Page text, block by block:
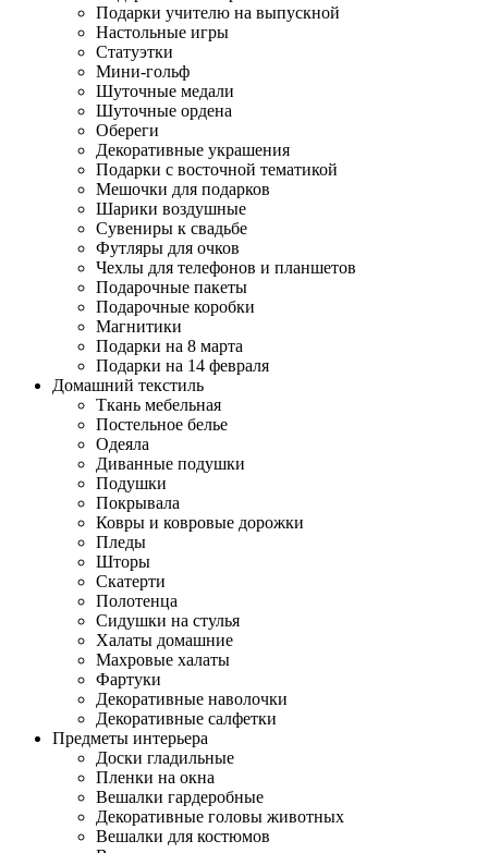
Подарки учителю на выпускной
Настольные игры
Статуэтки
Мини-гольф
Шуточные медали
Шуточные ордена
Обереги
Декоративные украшения
Подарки с восточной тематикой
Мешочки для подарков
Шарики воздушные
Сувениры к свадьбе
Футляры для очков
Чехлы для телефонов и планшетов
Подарочные пакеты
Подарочные коробки
Магнитики
Подарки на 8 марта
Подарки на 14 февраля
Домашний текстиль
Ткань мебельная
Постельное белье
Одеяла
Диванные подушки
Подушки
Покрывала
Ковры и ковровые дорожки
Пледы
Шторы
Скатерти
Полотенца
Сидушки на стулья
Халаты домашние
Махровые халаты
Фартуки
Декоративные наволочки
Декоративные салфетки
Предметы интерьера
Доски гладильные
Пленки на окна
Вешалки гардеробные
Декоративные головы животных
Вешалки для костюмов